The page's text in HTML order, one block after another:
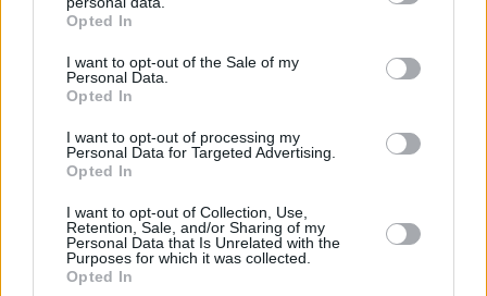
grant or deny consent to Google and its third-party tags to
use your data for below specified purposes in below Google
consent section.
Opted In
I want to opt-out of the Sale of my
Personal Data.
Opted In
I want to opt-out of processing my
Personal Data for Targeted Advertising.
Opted In
I want to opt-out of Collection, Use,
Retention, Sale, and/or Sharing of my
Personal Data that Is Unrelated with the
Purposes for which it was collected.
Opted In
Σχετικά Άρθρα
και τον Κόσμο, τη στιγμή που συμβαίνουν, στο
Protothema.gr